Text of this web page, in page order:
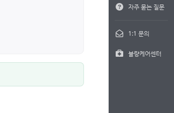
자주 묻는 질문
1:1 문의
불량케어센터